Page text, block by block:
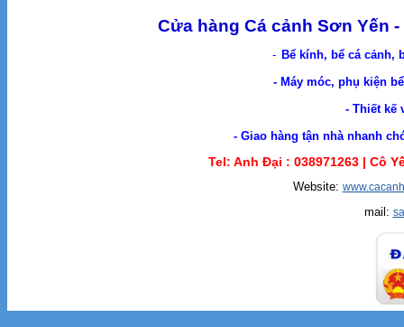
Cửa hàng Cá cảnh Sơn Yến
- Bể kính, bể cá cảnh,
- Máy móc, phụ kiện
- Thiết kế
- Giao hàng tận nhà nhanh chóng. Cá
Tel: Anh Đại : 038971263 | Cô
Website:
mail: